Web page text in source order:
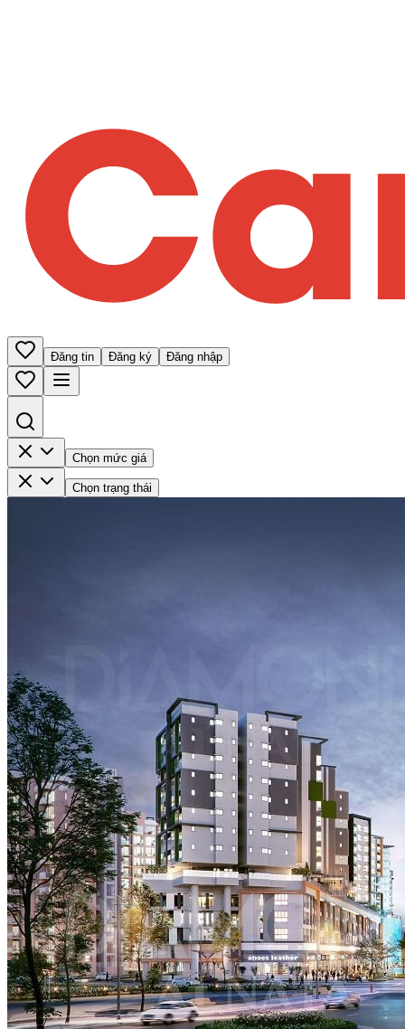
Đăng tin Đăng ký Đăng nhập
Chọn mức giá
Chọn trạng thái